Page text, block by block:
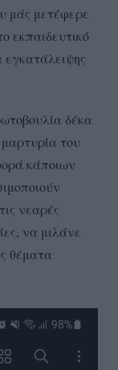
μάς μετέφερε
εκπαιδευτικό
δέκα
του
κάποιων
νεαρές
να μιλάνε
θέματα